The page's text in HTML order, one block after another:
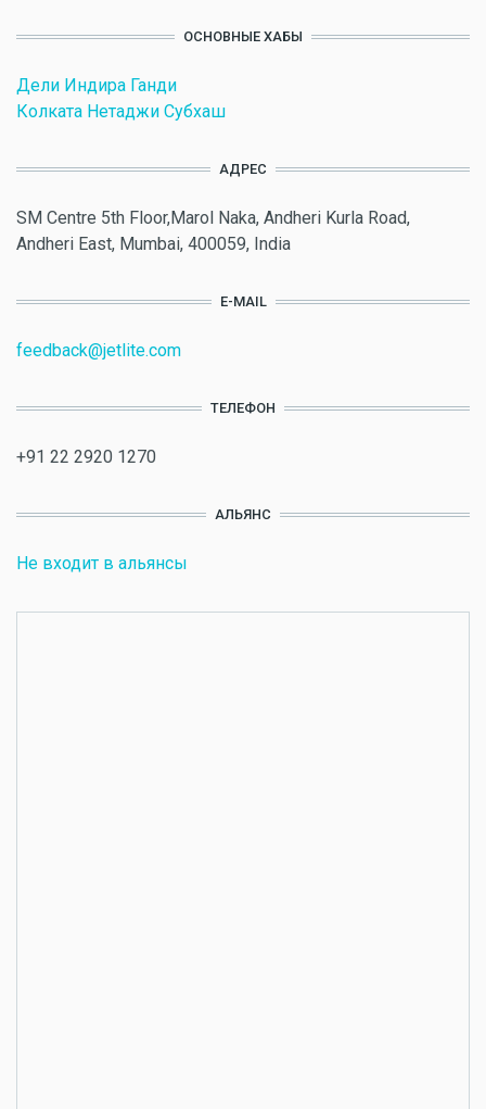
ОСНОВНЫЕ ХАБЫ
Дели Индира Ганди
Колката Нетаджи Субхаш
АДРЕС
SM Centre 5th Floor,Marol Naka, Andheri Kurla Road,
Andheri East, Mumbai, 400059, India
E-MAIL
feedback@jetlite.com
ТЕЛЕФОН
+91 22 2920 1270
АЛЬЯНС
Не входит в альянсы